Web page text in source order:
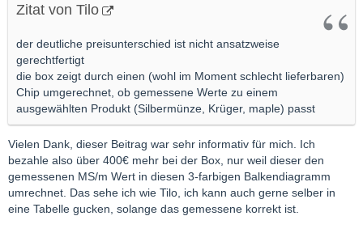
Zitat von Tilo
der deutliche preisunterschied ist nicht ansatzweise
gerechtfertigt
die box zeigt durch einen (wohl im Moment schlecht lieferbaren)
Chip umgerechnet, ob gemessene Werte zu einem
ausgewählten Produkt (Silbermünze, Krüger, maple) passt
Vielen Dank, dieser Beitrag war sehr informativ für mich. Ich
bezahle also über 400€ mehr bei der Box, nur weil dieser den
gemessenen MS/m Wert in diesen 3-farbigen Balkendiagramm
umrechnet. Das sehe ich wie Tilo, ich kann auch gerne selber in
eine Tabelle gucken, solange das gemessene korrekt ist.